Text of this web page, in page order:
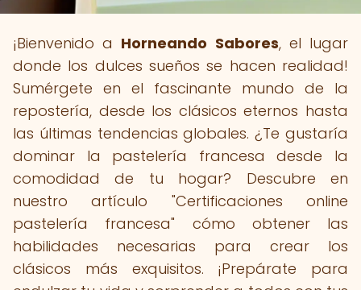
¡Bienvenido a Horneando Sabores, el lugar
donde los dulces sueños se hacen realidad!
Sumérgete en el fascinante mundo de la
repostería, desde los clásicos eternos hasta
las últimas tendencias globales. ¿Te gustaría
dominar la pastelería francesa desde la
comodidad de tu hogar? Descubre en
nuestro artículo "Certificaciones online
pastelería francesa" cómo obtener las
habilidades necesarias para crear los
clásicos más exquisitos. ¡Prepárate para